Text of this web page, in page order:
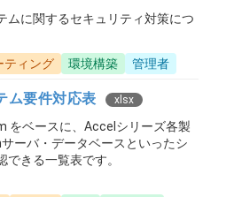
ムに関するセキュリティ対策につ
ティング 環境構築 管理者
ム要件対応表 xlsx
ベースに、Accelシリーズ各製
ーバ・データベースといったシ
できる一覧表です。